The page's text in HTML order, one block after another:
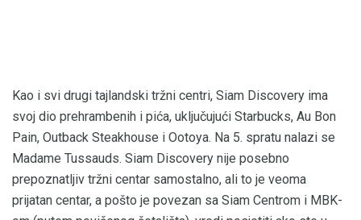
Kao i svi drugi tajlandski tržni centri, Siam Discovery ima
svoj dio prehrambenih i pića, uključujući Starbucks, Au Bon
Pain, Outback Steakhouse i Ootoya. Na 5. spratu nalazi se
Madame Tussauds. Siam Discovery nije posebno
prepoznatljiv tržni centar samostalno, ali to je veoma
prijatan centar, a pošto je povezan sa Siam Centrom i MBK-